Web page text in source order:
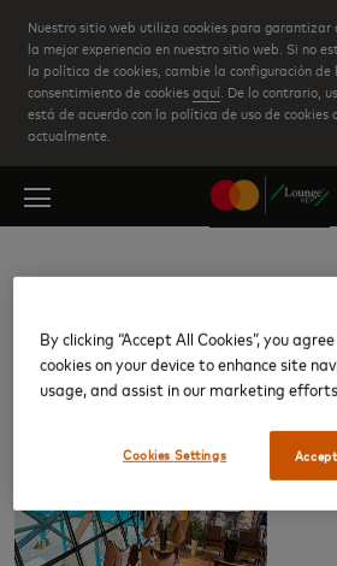
Skip
to
main
content
Nuestro sitio web utiliza cookies para garantizar
la mejor experiencia en nuestro sitio web. Si no
la política de cookies, cambie la configuración
consentimiento de cookiesaquí . De lo contrario,
está de acuerdo con la política de uso de
actualmente.
Ushuaia - Aeropuerto
Malvinas Argentinas
Salas VIP
By clicking “Accept All Cookies”, you
cookies on your device to enhance site
usage, and assist in our marketing
Cookies Settings